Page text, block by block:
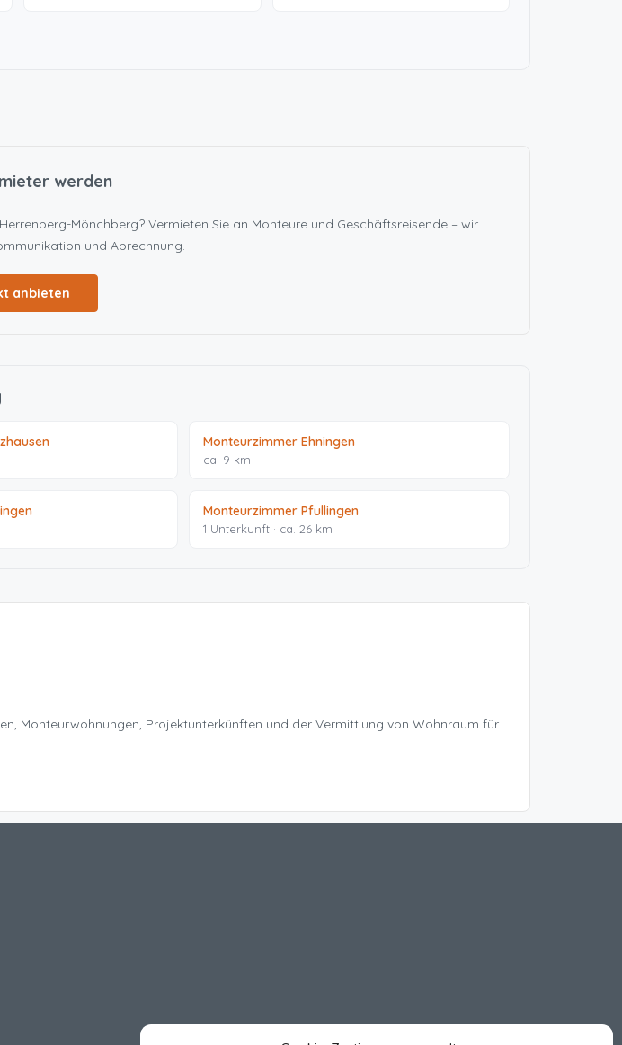
werden
Mönchberg? Vermieten Sie an Monteure und Geschäftsreisende – wir
und Abrechnung.
anbieten
Monteurzimmer Ehningen
ca. 9 km
Monteurzimmer Pfullingen
1 Unterkunft · ca. 26 km
Monteurwohnungen, Projektunterkünften und der Vermittlung von Wohnraum für